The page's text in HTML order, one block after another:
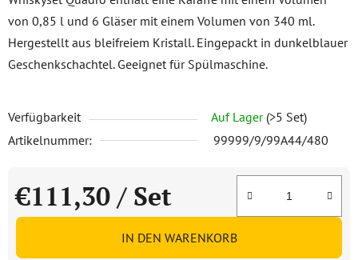
von 0,85 l und 6 Gläser mit einem Volumen von 340 ml.
Hergestellt aus bleifreiem Kristall. Eingepackt in dunkelblauer
Geschenkschachtel. Geeignet für Spülmaschine.
Verfügbarkeit Auf Lager (>5 Set)
Artikelnummer:
99999/9/99A44/480
€111,30 / Set
Verkaufspreis:
IN DEN WARENKORB